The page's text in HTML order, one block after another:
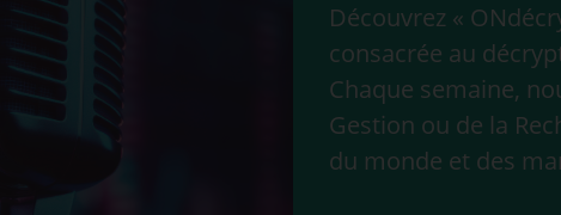
Découvrez «
consacrée au
Chaque semaine,
Gestion ou de la
du monde et des